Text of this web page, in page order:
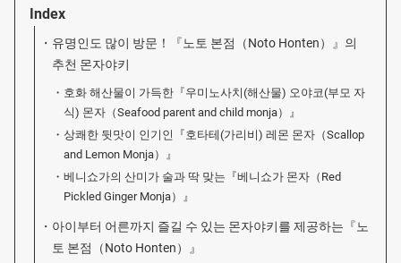
Index
유명인도 많이 방문！『노토 본점（Noto Honten）』의
추천 몬자야키
호화 해산물이 가득한『우미노사치(해산물) 오야코(부모 자
식) 몬자（Seafood parent and child monja）』
상쾌한 뒷맛이 인기인『호타테(가리비) 레몬 몬자（Scallop
and Lemon Monja）』
베니쇼가의 산미가 술과 딱 맞는『베니쇼가 몬자（Red
Pickled Ginger Monja）』
아이부터 어른까지 즐길 수 있는 몬자야키를 제공하는『노
토 본점（Noto Honten）』